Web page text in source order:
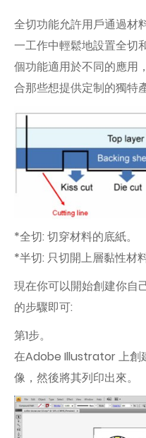
全切功能允許用戶通過材
一工作中輕鬆地設置全切
個功能適用於不同的應用
合那些想提供定制的獨特
*全切: 切穿材料的底紙。
*半切: 只切開上層黏性材
現在你可以開始創建你自
的步驟即可:
第1步。
在Adobe Illustrator 上創
像，然後將其列印出來。